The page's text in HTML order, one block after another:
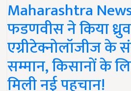
Maharashtra
फडणवीस ने किया ध्रुव
एग्रीटेक्नोलॉजीज के
सम्मान, किसानों के
मिली नई पहचान!